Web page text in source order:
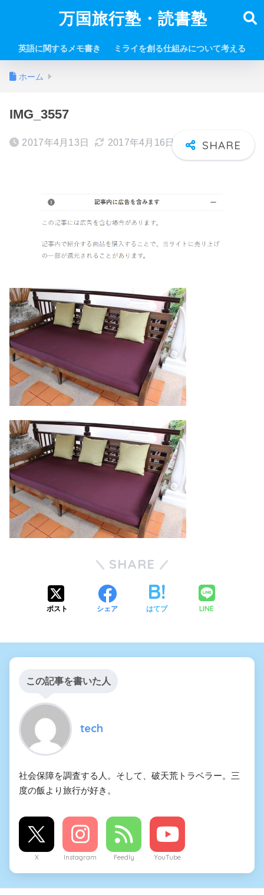
万国旅行塾・読書塾
英語に関するメモ書き ミライを創る仕組みについて考える
ホーム
IMG_3557
2017年4月13日 2017年4月16日
SHARE
ポスト シェア はてブ LINE
この記事を書いた人
tech
社会保障を調査する人。そして、破天荒トラベラー。三
度の飯より旅行が好き。
X Instagram Feedly YouTube